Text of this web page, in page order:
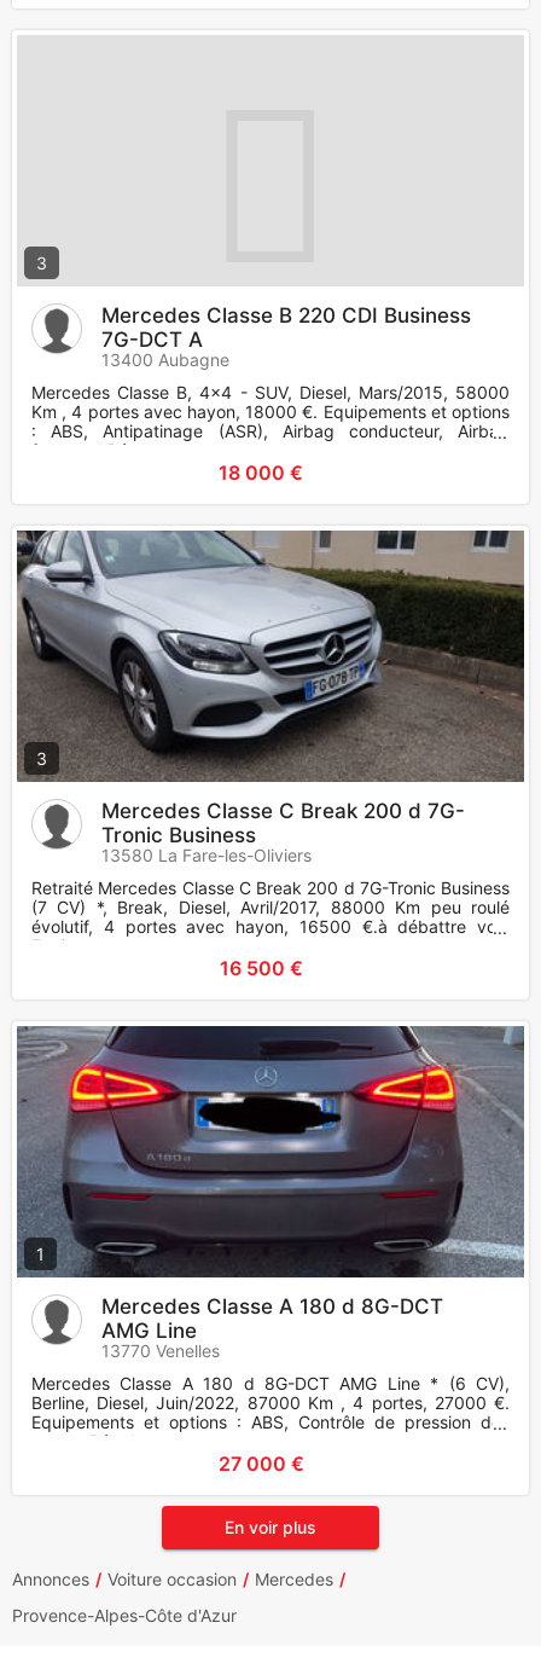
3
Mercedes Classe B 220 CDI Business
7G-DCT A
13400 Aubagne
Mercedes Classe B, 4x4 - SUV, Diesel, Mars/2015, 58000
Km , 4 portes avec hayon, 18000 €. Equipements et options
: ABS, Antipatinage (ASR), Airbag conducteur, Airbag
frontaux, Rég
18 000 €
3
Mercedes Classe C Break 200 d 7G-
Tronic Business
13580 La Fare-les-Oliviers
Retraité Mercedes Classe C Break 200 d 7G-Tronic Business
(7 CV) *, Break, Diesel, Avril/2017, 88000 Km peu roulé
évolutif, 4 portes avec hayon, 16500 €.à débattre voir.
Equipement
16 500 €
1
Mercedes Classe A 180 d 8G-DCT
AMG Line
13770 Venelles
Mercedes Classe A 180 d 8G-DCT AMG Line * (6 CV),
Berline, Diesel, Juin/2022, 87000 Km , 4 portes, 27000 €.
Equipements et options : ABS, Contrôle de pression des
pneus, Régulateu
27 000 €
En voir plus
Annonces Voiture occasion
Mercedes
Provence-Alpes-Côte d'Azur